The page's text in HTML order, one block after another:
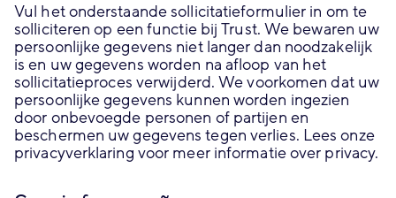
Vul het onderstaande sollicitatieformulier in om te
solliciteren op een functie bij Trust. We bewaren uw
persoonlijke gegevens niet langer dan noodzakelijk
is en uw gegevens worden na afloop van het
sollicitatieproces verwijderd. We voorkomen dat uw
persoonlijke gegevens kunnen worden ingezien
door onbevoegde personen of partijen en
beschermen uw gegevens tegen verlies. Lees onze
privacyverklaring voor meer informatie over privacy.